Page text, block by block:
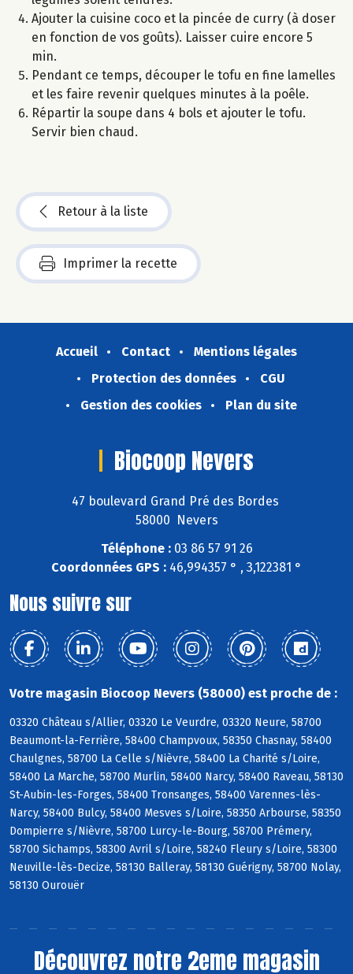
Ajouter la cuisine coco et la pincée de curry (à doser
en fonction de vos goûts). Laisser cuire encore 5
min.
Pendant ce temps, découper le tofu en fine lamelles
et les faire revenir quelques minutes à la poêle.
Répartir la soupe dans 4 bols et ajouter le tofu.
Servir bien chaud.
Retour à la liste
Imprimer la recette
Accueil Contact
Mentions légales
Protection des données
CGU
Gestion des cookies
Plan du site
Biocoop Nevers
47 boulevard Grand Pré des Bordes
58000 Nevers
Téléphone :03 86 57 91 26
Coordonnées GPS : 46,994357 ° , 3,122381 °
Nous suivre sur
Votre magasin Biocoop Nevers (58000) est proche de :
03320 Château s/Allier, 03320 Le Veurdre, 03320 Neure, 58700
Beaumont-la-Ferrière, 58400 Champvoux, 58350 Chasnay, 58400
Chaulgnes, 58700 La Celle s/Nièvre, 58400 La Charité s/Loire,
58400 La Marche, 58700 Murlin, 58400 Narcy, 58400 Raveau, 58130
St-Aubin-les-Forges, 58400 Tronsanges, 58400 Varennes-lès-
Narcy, 58400 Bulcy, 58400 Mesves s/Loire, 58350 Arbourse, 58350
Dompierre s/Nièvre, 58700 Lurcy-le-Bourg, 58700 Prémery,
58700 Sichamps, 58300 Avril s/Loire, 58240 Fleury s/Loire, 58300
Neuville-lès-Decize, 58130 Balleray, 58130 Guérigny, 58700 Nolay,
58130 Ourouër
Découvrez notre 2eme magasin